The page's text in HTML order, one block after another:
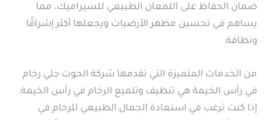
ضمان الحفاظ على اللمعان الطبيعي للسيراميك، مما
يساهم في تحسين مظهر الأرضيات ويجعلها أكثر إشراقًا
ونظافة.
من الخدمات المتميزة التي تقدمها شركة الحوت جلي رخام
في رأس الخيمة هي تنظيف وتلميع الرخام في رأس الخيمة.
إذا كنت ترغب في استعادة الجمال الطبيعي للرخام في